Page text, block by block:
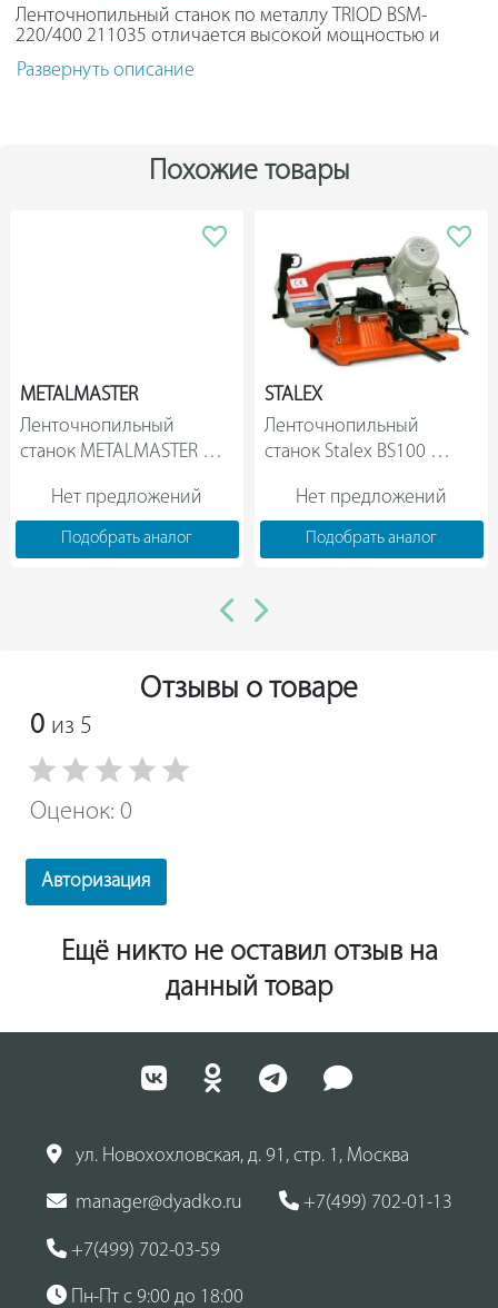
Ленточнопильный станок по металлу TRIOD BSM-
220/400 211035 отличается высокой мощностью и
успешно используется в сфере промышленности.
Агрегат оснащается прочной пильной лентой и без
Развернуть описание
Похожие товары
METALMASTER
Ленточнопильный
станок METALMASTER
Нет предложений
Подобрать аналог
STALEX
Ленточнопильный
станок Stalex BS100
Нет предложений
Подобрать аналог
Отзывы о товаре
0 из 5
Оценок: 0
Авторизация
Ещё никто не оставил отзыв на
данный товар
ул. Новохохловская, д. 91, стр. 1, Москва
manager@dyadko.ru +7(499) 702-01-13
+7(499) 702-03-59
Пн-Пт с 9:00 до 18:00